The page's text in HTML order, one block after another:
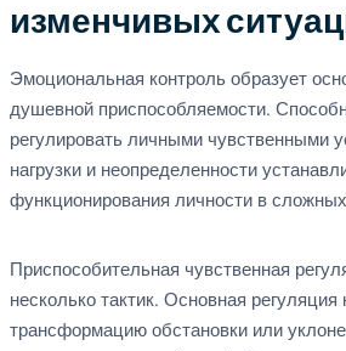
изменчивых
Эмоциональная контроль образует
душевной приспособляемости.
регулировать личными чувственными
нагрузки и неопределенности
функционирования личности в
Приспособительная чувственная
несколько тактик. Основная регуляция
трансформацию обстановки или